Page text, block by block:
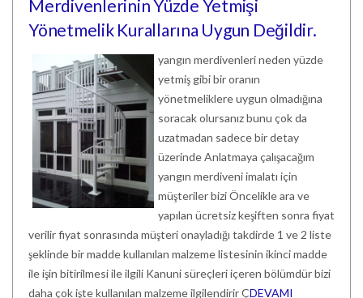
Merdivenlerinin Yüzde Yetmişi
Yönetmelik Kurallarına Uygun Değildir.
yangın merdivenleri neden yüzde
yetmiş gibi bir oranın
yönetmeliklere uygun olmadığına
soracak olursanız bunu çok da
uzatmadan sadece bir detay
üzerinde Anlatmaya çalışacağım
yangın merdiveni imalatı için
müşteriler bizi Öncelikle ara ve
yapılan ücretsiz keşiften sonra fiyat
verilir fiyat sonrasında müşteri onayladığı takdirde 1 ve 2 liste
şeklinde bir madde kullanılan malzeme listesinin ikinci madde
ile işin bitirilmesi ile ilgili Kanuni süreçleri içeren bölümdür bizi
daha çok işte kullanılan malzeme ilgilendirir ÇDEVAMI